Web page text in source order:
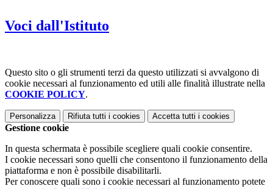
Voci dall'Istituto
Questo sito o gli strumenti terzi da questo utilizzati si avvalgono di
cookie necessari al funzionamento ed utili alle finalità illustrate nella
COOKIE POLICY.
Personalizza Rifiuta tutti i cookies Accetta tutti i cookies
Gestione cookie
In questa schermata è possibile scegliere quali cookie consentire.
I cookie necessari sono quelli che consentono il funzionamento della
piattaforma e non è possibile disabilitarli.
Per conoscere quali sono i cookie necessari al funzionamento potete